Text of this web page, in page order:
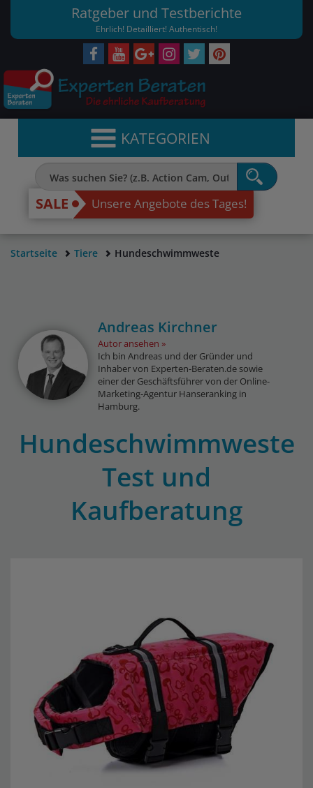
Ratgeber und Testberichte
Ehrlich! Detailliert! Authentisch!
KATEGORIEN
SALE Unsere Angebote des Tages!
Startseite Tiere Hundeschwimmweste
Andreas Kirchner
Autor ansehen
Ich bin Andreas und der Gründer und
Inhaber von Experten-Beraten.de sowie
einer der Geschäftsführer von der Online-
Marketing-Agentur Hanseranking in
Hamburg.
Hundeschwimmweste
Test und
Kaufberatung